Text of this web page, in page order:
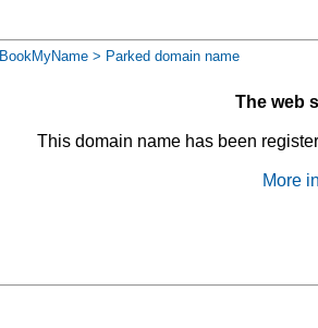
BookMyName > Parked domain name
The web
This domain name has been
More